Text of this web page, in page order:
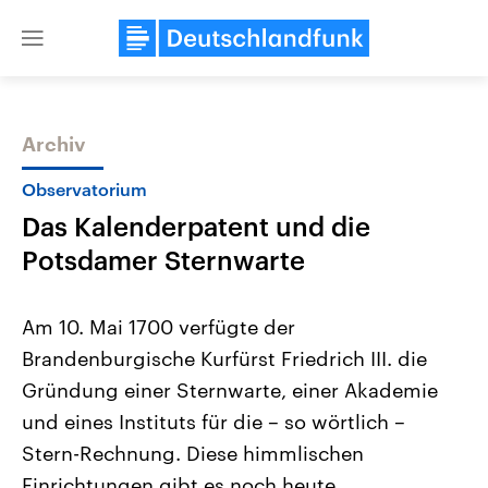
Close
Themen
Landtagswahl Sachsen-Anhalt
2026
Alle Informationen
Sachsen-Anhalt wählt am 6.
September 2026 einen neuen
Landtag. Seit 2021 wird das
Bundesland von einer Koalition aus
USA
Aktuelle Beiträge,
Hintergründe
Wirtschaftlich und
gehören die Vereinigten
den mächtigsten Ländern
mit großem Einfluss auf
Archiv
Observatorium
Das Kalenderpatent und die
Potsdamer Sternwarte
Am 10. Mai 1700 verfügte der
Brandenburgische Kurfürst Friedrich III. die
Gründung einer Sternwarte, einer Akademie
und eines Instituts für die – so wörtlich –
Stern-Rechnung. Diese himmlischen